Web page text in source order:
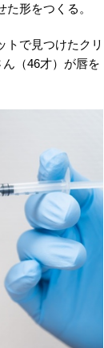
形をつくる。
トで見つけたクリ
（46才）が唇を